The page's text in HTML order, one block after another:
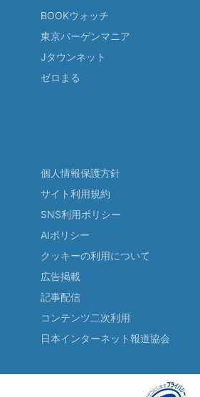
BOOKウォッチ
東京バーゲンマニア
Jタウンネット
ゼロまる
個人情報保護方針
サイト利用規約
SNS利用ポリシー
AIポリシー
クッキーの利用について
広告掲載
記事配信
コンテンツ二次利用
日本インターネット報道協会